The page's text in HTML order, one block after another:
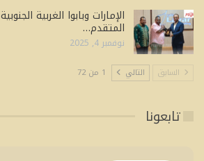
الإمارات وبابوا الغربية
المتقدم…
نوفمبر 4, 2025
السابق التالي 1 من 72
تابعونا